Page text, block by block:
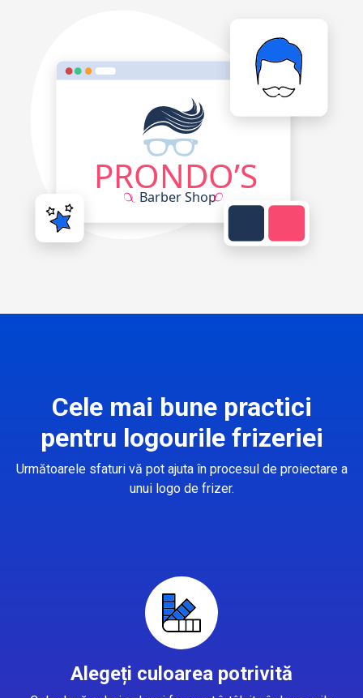
Cele mai bune practici
pentru logourile frizeriei
Următoarele sfaturi vă pot ajuta în procesul de proiectare a
unui logo de frizer.
Alegeți culoarea potrivită